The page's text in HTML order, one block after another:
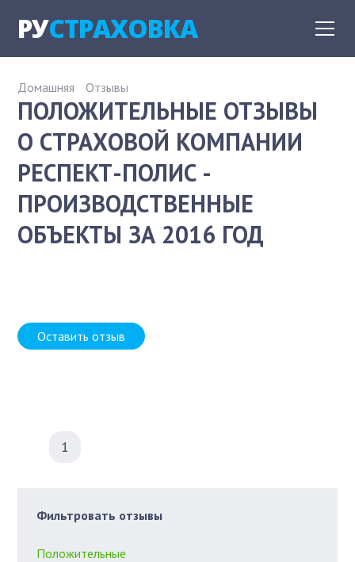
РУСТРАХОВКА
Домашняя Отзывы
ПОЛОЖИТЕЛЬНЫЕ ОТЗЫВЫ
О СТРАХОВОЙ КОМПАНИИ
РЕСПЕКТ-ПОЛИС -
ПРОИЗВОДСТВЕННЫЕ
ОБЪЕКТЫ ЗА 2016 ГОД
Оставить отзыв
1
Фильтровать отзывы
Положительные